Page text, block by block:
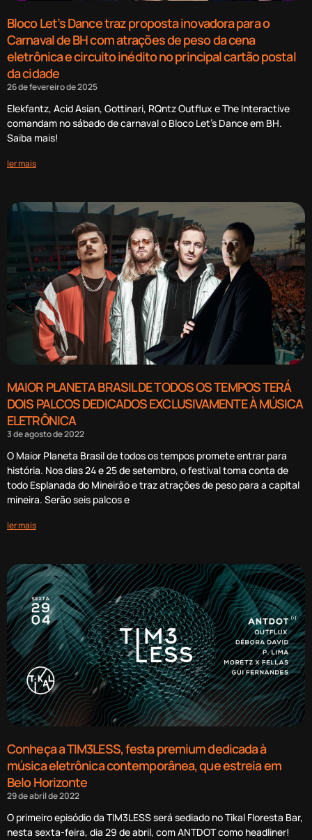
Bloco Let’s Dance traz proposta inovadora para o
Carnaval de BH com atrações de peso da cena
eletrônica e circuito inédito no principal cartão postal
da cidade
26 de fevereiro de 2025
Elekfantz, Acid Asian, Gottinari, RQntz Outflux e The Interactive
comandam no sábado de carnaval o Bloco Let’s Dance em BH.
Saiba mais!
ler mais
MAIOR PLANETA BRASIL DE TODOS OS TEMPOS TERÁ
DOIS PALCOS DEDICADOS EXCLUSIVAMENTE À MÚSICA
ELETRÔNICA
3 de agosto de 2022
O Maior Planeta Brasil de todos os tempos promete entrar para
história. Nos dias 24 e 25 de setembro, o festival toma conta de
todo Esplanada do Mineirão e traz atrações de peso para a capital
mineira. Serão seis palcos e
ler mais
Conheça a TIM3LESS, festa premium dedicada à
música eletrônica contemporânea, que estreia em
Belo Horizonte
29 de abril de 2022
O primeiro episódio da TIM3LESS será sediado no Tikal Floresta Bar,
nesta sexta-feira, dia 29 de abril, com ANTDOT como headliner!